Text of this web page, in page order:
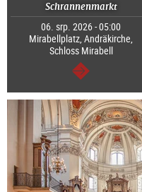
Schrannenmarkt
06. srp. 2026 - 05:00
Mirabellplatz, Andräkirche,
Schloss Mirabell
continue